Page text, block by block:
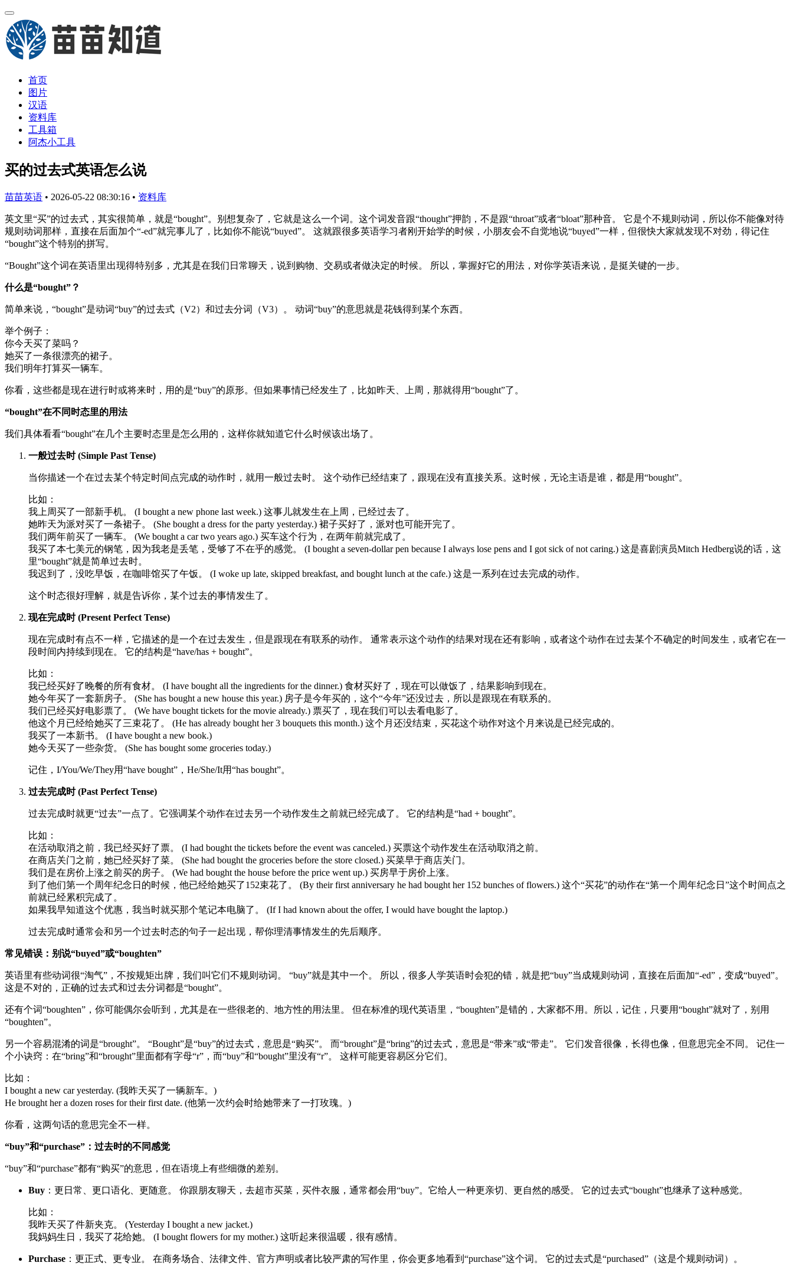
首页
图片
汉语
资料库
工具箱
阿杰小工具
买的过去式英语怎么说
苗苗英语 • 2026-05-22 08:30:16 • 资料库
英文里“买”的过去式，其实很简单，就是“bought”。别想复杂了，它就是这么一个词。这个词发音跟“thought”押韵，不是跟“throat”或者“bloat”那种音。 它是个不规则动词，所以你不能像对待
规则动词那样，直接在后面加个“-ed”就完事儿了，比如你不能说“buyed”。 这就跟很多英语学习者刚开始学的时候，小朋友会不自觉地说“buyed”一样，但很快大家就发现不对劲，得记住
“bought”这个特别的拼写。
“Bought”这个词在英语里出现得特别多，尤其是在我们日常聊天，说到购物、交易或者做决定的时候。 所以，掌握好它的用法，对你学英语来说，是挺关键的一步。
什么是“bought”？
简单来说，“bought”是动词“buy”的过去式（V2）和过去分词（V3）。 动词“buy”的意思就是花钱得到某个东西。
举个例子：
你今天买了菜吗？
她买了一条很漂亮的裙子。
我们明年打算买一辆车。
你看，这些都是现在进行时或将来时，用的是“buy”的原形。但如果事情已经发生了，比如昨天、上周，那就得用“bought”了。
“bought”在不同时态里的用法
我们具体看看“bought”在几个主要时态里是怎么用的，这样你就知道它什么时候该出场了。
一般过去时 (Simple Past Tense)
当你描述一个在过去某个特定时间点完成的动作时，就用一般过去时。 这个动作已经结束了，跟现在没有直接关系。这时候，无论主语是谁，都是用“bought”。
比如：
我上周买了一部新手机。 (I bought a new phone last week.) 这事儿就发生在上周，已经过去了。
她昨天为派对买了一条裙子。 (She bought a dress for the party yesterday.) 裙子买好了，派对也可能开完了。
我们两年前买了一辆车。 (We bought a car two years ago.) 买车这个行为，在两年前就完成了。
我买了本七美元的钢笔，因为我老是丢笔，受够了不在乎的感觉。 (I bought a seven-dollar pen because I always lose pens and I got sick of not caring.) 这是喜剧演员Mitch Hedberg说的话，这
里“bought”就是简单过去时。
我迟到了，没吃早饭，在咖啡馆买了午饭。 (I woke up late, skipped breakfast, and bought lunch at the cafe.) 这是一系列在过去完成的动作。
这个时态很好理解，就是告诉你，某个过去的事情发生了。
现在完成时 (Present Perfect Tense)
现在完成时有点不一样，它描述的是一个在过去发生，但是跟现在有联系的动作。 通常表示这个动作的结果对现在还有影响，或者这个动作在过去某个不确定的时间发生，或者它在一
段时间内持续到现在。 它的结构是“have/has + bought”。
比如：
我已经买好了晚餐的所有食材。 (I have bought all the ingredients for the dinner.) 食材买好了，现在可以做饭了，结果影响到现在。
她今年买了一套新房子。 (She has bought a new house this year.) 房子是今年买的，这个“今年”还没过去，所以是跟现在有联系的。
我们已经买好电影票了。 (We have bought tickets for the movie already.) 票买了，现在我们可以去看电影了。
他这个月已经给她买了三束花了。 (He has already bought her 3 bouquets this month.) 这个月还没结束，买花这个动作对这个月来说是已经完成的。
我买了一本新书。 (I have bought a new book.)
她今天买了一些杂货。 (She has bought some groceries today.)
记住，I/You/We/They用“have bought”，He/She/It用“has bought”。
过去完成时 (Past Perfect Tense)
过去完成时就更“过去”一点了。它强调某个动作在过去另一个动作发生之前就已经完成了。 它的结构是“had + bought”。
比如：
在活动取消之前，我已经买好了票。 (I had bought the tickets before the event was canceled.) 买票这个动作发生在活动取消之前。
在商店关门之前，她已经买好了菜。 (She had bought the groceries before the store closed.) 买菜早于商店关门。
我们是在房价上涨之前买的房子。 (We had bought the house before the price went up.) 买房早于房价上涨。
到了他们第一个周年纪念日的时候，他已经给她买了152束花了。 (By their first anniversary he had bought her 152 bunches of flowers.) 这个“买花”的动作在“第一个周年纪念日”这个时间点之
前就已经累积完成了。
如果我早知道这个优惠，我当时就买那个笔记本电脑了。 (If I had known about the offer, I would have bought the laptop.)
过去完成时通常会和另一个过去时态的句子一起出现，帮你理清事情发生的先后顺序。
常见错误：别说“buyed”或“boughten”
英语里有些动词很“淘气”，不按规矩出牌，我们叫它们不规则动词。 “buy”就是其中一个。 所以，很多人学英语时会犯的错，就是把“buy”当成规则动词，直接在后面加“-ed”，变成“buyed”。
这是不对的，正确的过去式和过去分词都是“bought”。
还有个词“boughten”，你可能偶尔会听到，尤其是在一些很老的、地方性的用法里。 但在标准的现代英语里，“boughten”是错的，大家都不用。所以，记住，只要用“bought”就对了，别用
“boughten”。
另一个容易混淆的词是“brought”。 “Bought”是“buy”的过去式，意思是“购买”。 而“brought”是“bring”的过去式，意思是“带来”或“带走”。 它们发音很像，长得也像，但意思完全不同。 记住一
个小诀窍：在“bring”和“brought”里面都有字母“r”，而“buy”和“bought”里没有“r”。 这样可能更容易区分它们。
比如：
I bought a new car yesterday. (我昨天买了一辆新车。)
He brought her a dozen roses for their first date. (他第一次约会时给她带来了一打玫瑰。)
你看，这两句话的意思完全不一样。
“buy”和“purchase”：过去时的不同感觉
“buy”和“purchase”都有“购买”的意思，但在语境上有些细微的差别。
Buy ：更日常、更口语化、更随意。 你跟朋友聊天，去超市买菜，买件衣服，通常都会用“buy”。它给人一种更亲切、更自然的感受。 它的过去式“bought”也继承了这种感觉。
比如：
我昨天买了件新夹克。 (Yesterday I bought a new jacket.)
我妈妈生日，我买了花给她。 (I bought flowers for my mother.) 这听起来很温暖，很有感情。
Purchase ：更正式、更专业。 在商务场合、法律文件、官方声明或者比较严肃的写作里，你会更多地看到“purchase”这个词。 它的过去式是“purchased”（这是个规则动词）。